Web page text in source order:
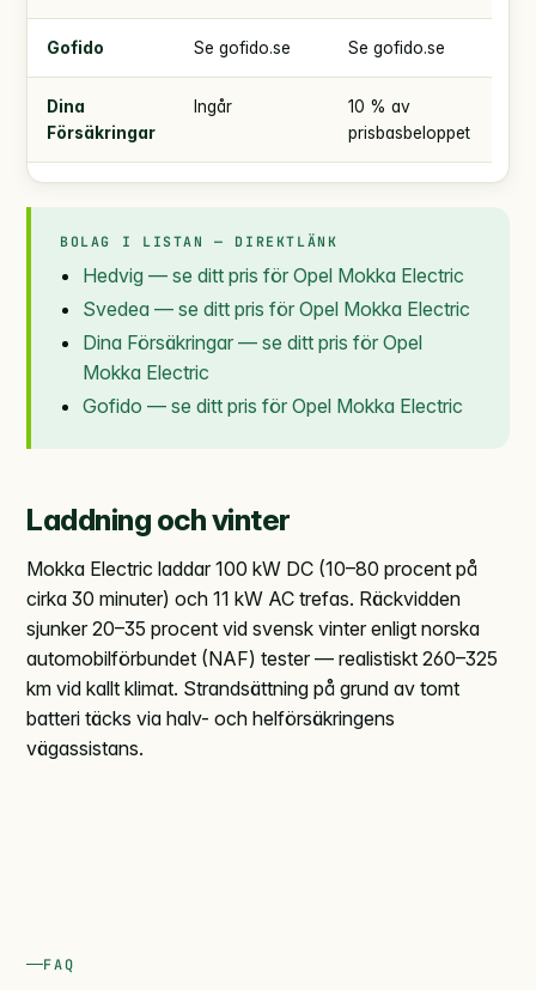
Gofido Se gofido.se Se gofido.se
Dina
Försäkringar
Ingår
10 % av
prisbasbeloppet
BOLAG I LISTAN — DIREKTLÄNK
Hedvig — se ditt pris för Opel Mokka Electric
Svedea — se ditt pris för Opel Mokka Electric
Dina Försäkringar — se ditt pris för Opel
Mokka Electric
Gofido — se ditt pris för Opel Mokka Electric
Laddning och vinter
Mokka Electric laddar 100 kW DC (10–80 procent på
cirka 30 minuter) och 11 kW AC trefas. Räckvidden
sjunker 20–35 procent vid svensk vinter enligt norska
automobilförbundet (NAF) tester — realistiskt 260–325
km vid kallt klimat. Strandsättning på grund av tomt
batteri täcks via halv- och helförsäkringens
vägassistans.
FAQ